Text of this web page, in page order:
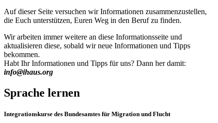
Auf dieser Seite versuchen wir Informationen zusammenzustellen,
die Euch unterstützen, Euren Weg in den Beruf zu finden.
Wir arbeiten immer weitere an diese Informationsseite und
aktualisieren diese, sobald wir neue Informationen und Tipps
bekommen.
Habt Ihr Informationen und Tipps für uns? Dann her damit:
info@ihaus.org
Sprache lernen
Integrationskurse des Bundesamtes für Migration und Flucht